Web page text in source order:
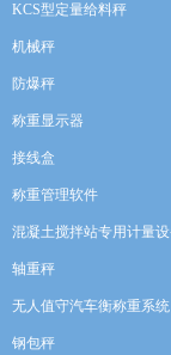
KCS型定量给料秤
机械秤
防爆秤
称重显示器
接线盒
称重管理软件
混凝土搅拌站专用计量
轴重秤
无人值守汽车衡称重系统
钢包秤